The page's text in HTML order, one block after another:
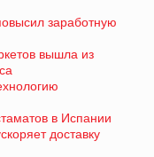
заработную
вышла из
в Испании
доставку